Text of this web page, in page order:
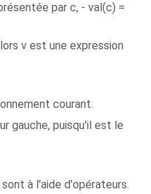
par c, - val(c) =
v est une expression
courant.
gauche, puisqu'il est le
à l'aide d'opérateurs.